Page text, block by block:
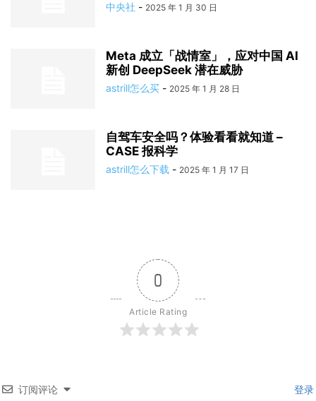
中央社 - 2025 年 1 月 30 日
Meta 成立「战情室」，应对中国 AI
新创 DeepSeek 潜在威胁
astrill怎么买 - 2025 年 1 月 28 日
自驾车安全吗？体验看看就知道 –
CASE 报科学
astrill怎么下载 - 2025 年 1 月 17 日
0
Article Rating
订阅评论 登录